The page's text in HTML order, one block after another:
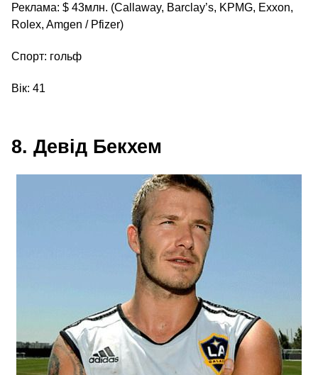
Реклама: $ 43млн. (Callaway, Barclay’s, KPMG, Exxon,
Rolex, Amgen / Pfizer)
Спорт: гольф
Вік: 41
8. Девід Бекхем